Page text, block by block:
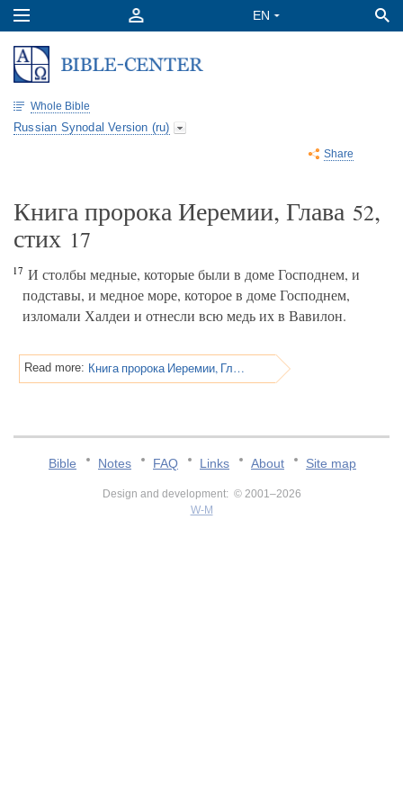
Whole Bible
Russian Synodal Version (ru)
Share
Книга пророка Иеремии, Глава 52,
стих 17
17 И столбы медные, которые были в доме Господнем, и
подставы, и медное море, которое в доме Господнем,
изломали Халдеи и отнесли всю медь их в Вавилон.
Read more: Книга пророка Иеремии, Глава 52
Bible Notes FAQ Links About Site map
Design and development: © 2001–2026
W-M